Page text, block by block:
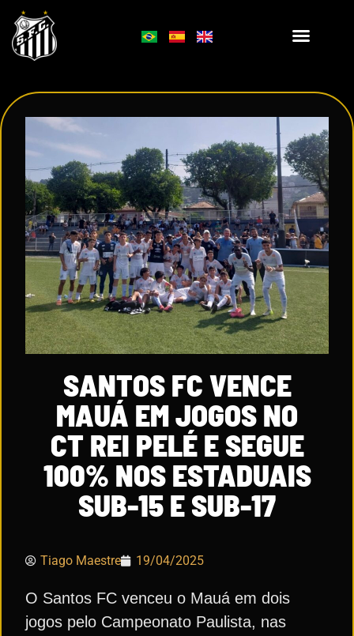
SANTOS FC VENCE
MAUÁ EM JOGOS NO
CT REI PELÉ E SEGUE
100% NOS ESTADUAIS
SUB-15 E SUB-17
Tiago Maestre 19/04/2025
O Santos FC venceu o Mauá em dois
jogos pelo Campeonato Paulista, nas